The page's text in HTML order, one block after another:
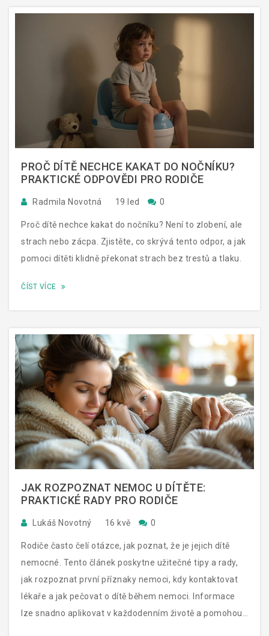
PROČ DÍTĚ NECHCE KAKAT DO NOČNÍKU?
PRAKTICKÉ ODPOVĚDI PRO RODIČE
Radmila Novotná 19 led 0
Proč dítě nechce kakat do nočníku? Není to zlobení, ale
strach nebo zácpa. Zjistěte, co skrývá tento odpor, a jak
pomoci dítěti klidně překonat strach bez trestů a tlaku.
ČÍST VÍCE
JAK ROZPOZNAT NEMOC U DÍTĚTE:
PRAKTICKÉ RADY PRO RODIČE
Lukáš Novotný 16 kvě 0
Rodiče často čelí otázce, jak poznat, že je jejich dítě
nemocné. Tento článek poskytne užitečné tipy a rady,
jak rozpoznat první příznaky nemoci, kdy kontaktovat
lékaře a jak pečovat o dítě během nemoci. Informace
lze snadno aplikovat v každodenním životě a pomohou